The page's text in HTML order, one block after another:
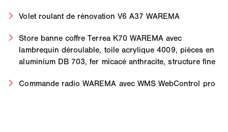
Volet roulant de rénovation V6 A37 WAREMA
Store banne coffre Terrea K70 WAREMA avec
lambrequin déroulable, toile acrylique 4009, pièces en
aluminium DB 703, fer micacé anthracite, structure fine
Commande radio WAREMA avec WMS WebControl pro